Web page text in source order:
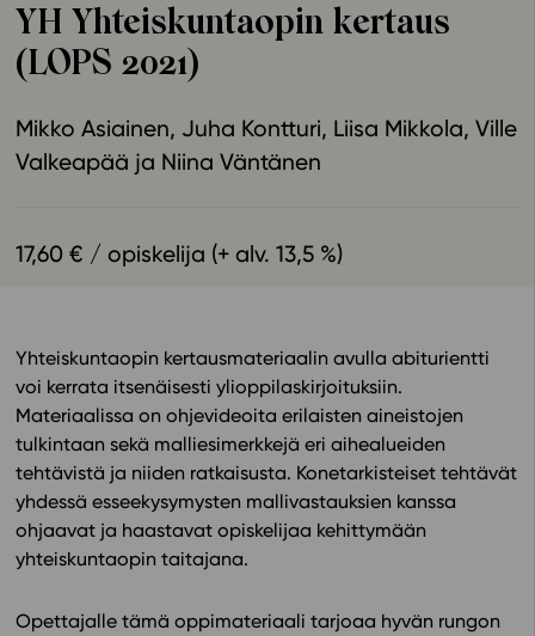
Ominaisuudet
Tapahtumakalenteri
Yhteisö
Suosittelut
Oppikirjailijat
Eettiset periaatteet tekoälyn käyttöön
Tilaa uutiskirje
Ota yhteyttä
YH Yhteiskuntaopin kertaus
(LOPS 2021)
Mikko Asiainen Juha Kontturi Liisa Mikkola Ville
Valkeapää
Niina Väntänen
17,60 € / opiskelija (+ alv. 13,5 %)
Yhteiskuntaopin kertausmateriaalin avulla abiturientti
voi kerrata itsenäisesti ylioppilaskirjoituksiin.
Materiaalissa on ohjevideoita erilaisten aineistojen
tulkintaan sekä malliesimerkkejä eri aihealueiden
tehtävistä ja niiden ratkaisusta. Konetarkisteiset tehtävät
yhdessä esseekysymysten mallivastauksien kanssa
ohjaavat ja haastavat opiskelijaa kehittymään
yhteiskuntaopin taitajana.
Opettajalle tämä oppimateriaali tarjoaa hyvän rungon